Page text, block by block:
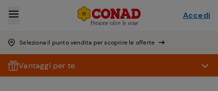
Seleziona il punto vendita per scoprire le offerte
Accedi
Vantaggi per te